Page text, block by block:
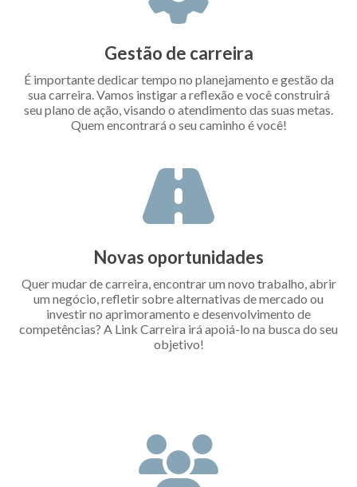
Gestão de carreira
É importante dedicar tempo no planejamento e gestão da
sua carreira. Vamos instigar a reflexão e você construirá
seu plano de ação, visando o atendimento das suas metas.
Quem encontrará o seu caminho é você!
Novas oportunidades
Quer mudar de carreira, encontrar um novo trabalho, abrir
um negócio, refletir sobre alternativas de mercado ou
investir no aprimoramento e desenvolvimento de
competências? A Link Carreira irá apoiá-lo na busca do seu
objetivo!